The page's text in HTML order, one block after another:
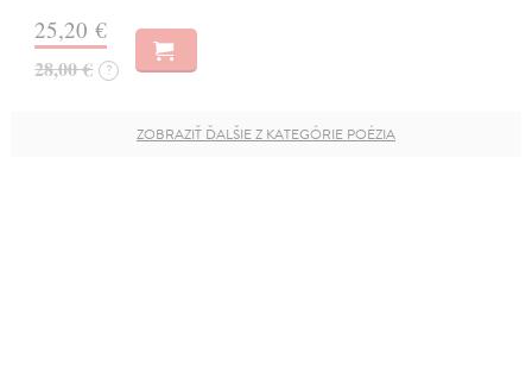
25,20 €
28,00 € ?
ZOBRAZIŤ ĎALŠIE Z KATEGÓRIE POÉZIA